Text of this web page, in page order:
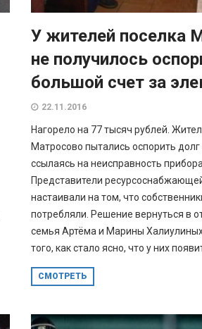
У жителей поселка
не получилось
большой счет за
22.11.2016
Нагорело на 77 тысяч рублей.
Матросово пытались оспорить долг
ссылаясь на неисправность прибора
Представители
настаивали на том, что
потребляли. Решение вернуться в
семья Артёма и Марины
того, как стало ясно, что у них
СМОТРЕТЬ